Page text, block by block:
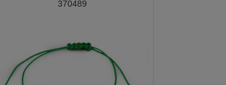
370489